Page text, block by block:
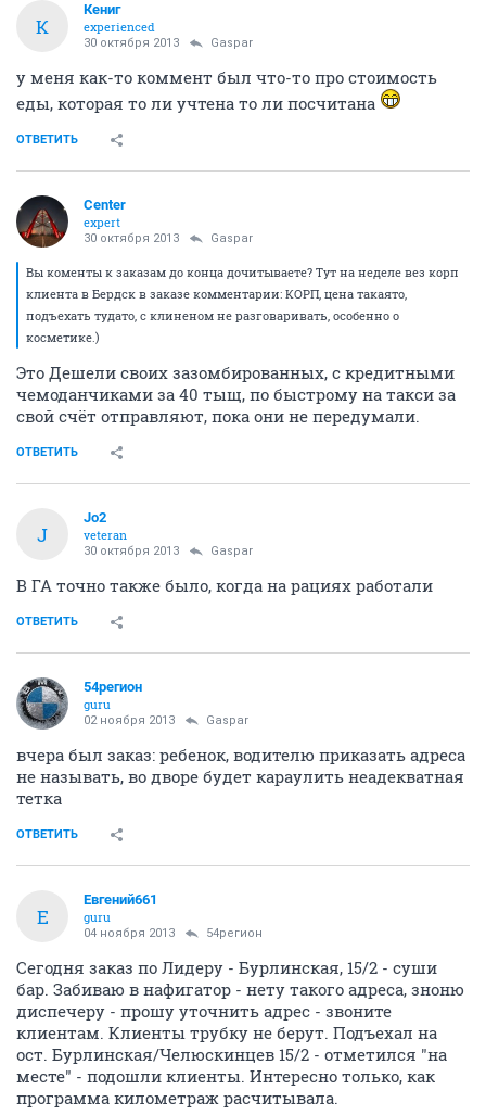
К
Кениг
experienced
30 октября 2013 Gaspar
у меня как-то коммент был что-то про стоимость
еды, которая то ли учтена то ли посчитана
ОТВЕТИТЬ
Center
expert
30 октября 2013 Gaspar
Вы коменты к заказам до конца дочитываете? Тут на неделе вез корп
клиента в Бердск в заказе комментарии: КОРП, цена такаято,
подъехать тудато, с клиненом не разговаривать, особенно о
косметике.)
Это Дешели своих зазомбированных, с кредитными
чемоданчиками за 40 тыщ, по быстрому на такси за
свой счёт отправляют, пока они не передумали.
ОТВЕТИТЬ
J
Jo2
veteran
30 октября 2013 Gaspar
В ГА точно также было, когда на рациях работали
ОТВЕТИТЬ
54регион
guru
02 ноября 2013 Gaspar
вчера был заказ: ребенок, водителю приказать адреса
не называть, во дворе будет караулить неадекватная
тетка
ОТВЕТИТЬ
Е
Евгений661
guru
04 ноября 2013 54регион
Сегодня заказ по Лидеру - Бурлинская, 15/2 - суши
бар. Забиваю в нафигатор - нету такого адреса, зноню
диспечеру - прошу уточнить адрес - звоните
клиентам. Клиенты трубку не берут. Подъехал на
ост. Бурлинская/Челюскинцев 15/2 - отметился "на
месте" - подошли клиенты. Интересно только, как
программа километраж расчитывала.